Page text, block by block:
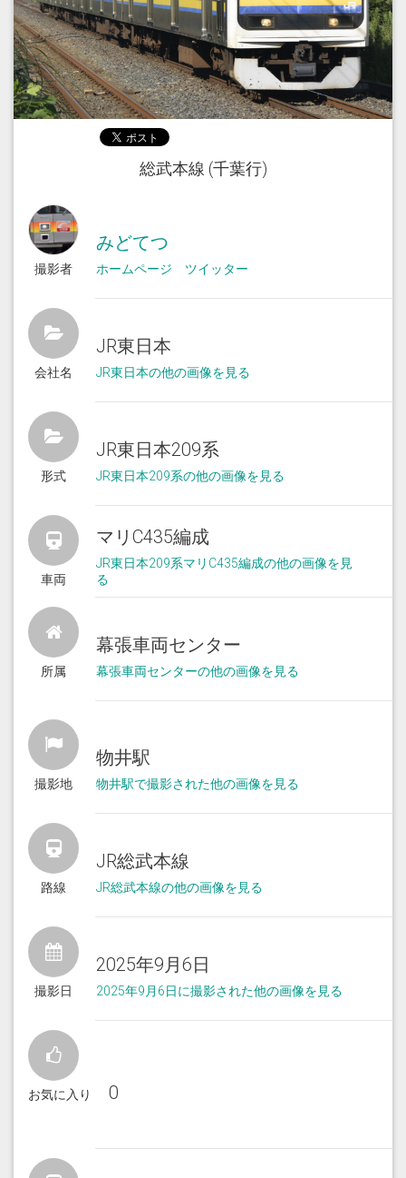
総武本線 (千葉行)
撮影者
みどてつ
ホームページ ツイッター
会社名
JR東日本
JR東日本の他の画像を見る
形式
JR東日本209系
JR東日本209系の他の画像を見る
車両
マリC435編成
JR東日本209系マリC435編成の他の画像を見
る
所属
幕張車両センター
幕張車両センターの他の画像を見る
撮影地
物井駅
物井駅で撮影された他の画像を見る
路線
JR総武本線
JR総武本線の他の画像を見る
撮影日
2025年9月6日
2025年9月6日に撮影された他の画像を見る
お気に入り 0